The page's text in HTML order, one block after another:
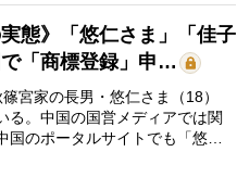
態》「悠仁さま」「佳子
「商標登録」申…
宮家の長男・悠仁さま（18）
る。中国の国営メディアでは関
のポータルサイトでも「悠仁